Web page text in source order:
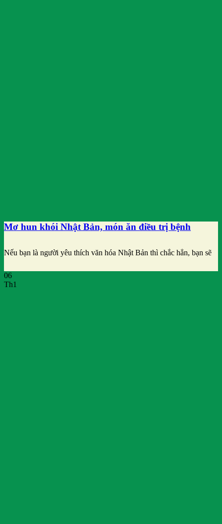
Mơ hun khói Nhật Bản, món ăn điều trị bệnh
Nếu bạn là người yêu thích văn hóa Nhật Bản thì chắc hẳn, bạn sẽ
06
Th1